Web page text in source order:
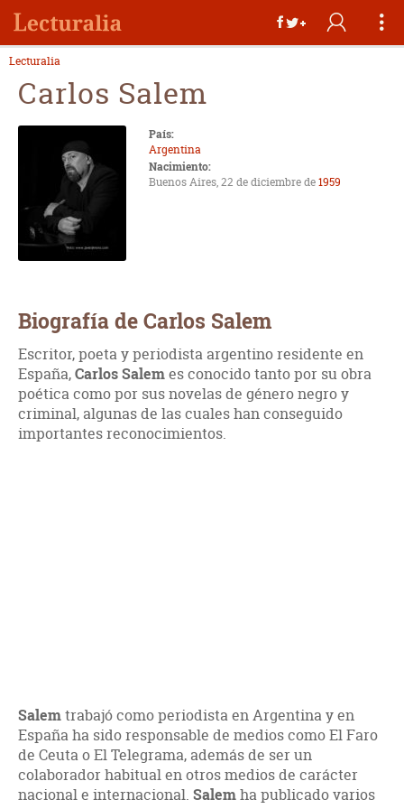
Lecturalia
Carlos Salem
País:
Argentina
Nacimiento:
Buenos Aires, 22 de diciembre de1959
Biografía de Carlos Salem
Escritor, poeta y periodista argentino residente en
España,Carlos Salemes conocido tanto por su obra
poética como por sus novelas de género negro y
criminal, algunas de las cuales han conseguido
importantes reconocimientos.
Salemtrabajó como periodista en Argentina y en
España ha sido responsable de medios como El Faro
de Ceuta o El Telegrama, además de ser un
colaborador habitual en otros medios de carácter
nacional e internacional. Salemha publicado varios